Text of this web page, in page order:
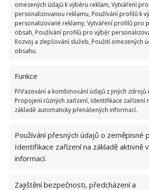
omezených údajů k výběru reklam, Vytváření
personalizovanou reklamu, Používání profilů k
personalizované reklamy, Vytváření profilů pro
obsah, Používání profilů pro výběr
Rozvoj a zlepšování služeb, Použití omezených
obsahu.
Funkce
Přiřazování a kombinování údajů z jiných zdrojů
Propojení různých zařízení, Identifikace zařízení
základě automaticky přenášených informací.
Používání přesných údajů o zeměpisné
Identifikace zařízení na základě aktivně
informací.
Zajištění bezpečnosti, předcházení a
BYDLENÍ BYDLENÍ NA KOLECH
Přidejte svůj názor